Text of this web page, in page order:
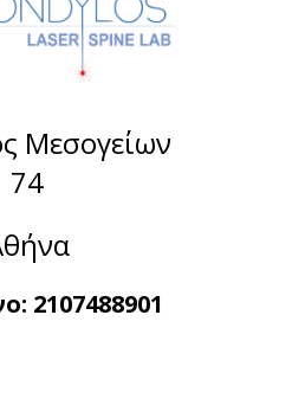
Μεσογείων
74
2107488901